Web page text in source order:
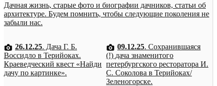
Дачная жизнь, старые фото и биографии дачников, статьи об
архитектуре. Будем помнить, чтобы следующие поколения не
забыли нас.
26.12.25. Дача Г. Б.
Воссидло в Терийоках.
Краеведческий квест «Найди
дачу по картинке».
09.12.25. Сохранившаяся
(!) дача знаменитого
петербургского ресторатора И.
С. Соколова в Терийоках/
Зеленогорске.